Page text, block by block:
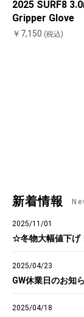
2025 SURF8
Gripper Glove
￥7,150 (税込)
新着情報
2025/11/01
☆冬物大幅値下げ
2025/04/23
GW休業日のお知
2025/04/18